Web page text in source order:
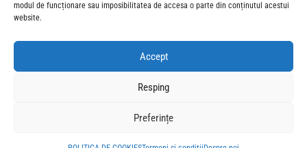
modul de funcționare sau imposibilitatea de accesa o parte din conținutul acestui
website.
Accept
Resping
Preferințe
cinematografe!
“Scapă cine poate 2”: până și articolul despre film are SÂNGE în